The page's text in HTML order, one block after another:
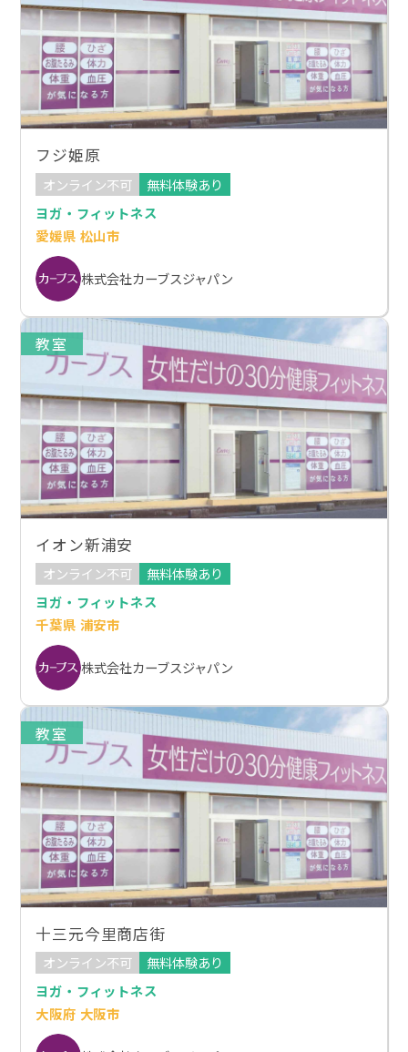
フジ姫原
オンライン不可
無料体験あり
ヨガ・フィットネス
愛媛県 松山市
株式会社カーブスジャパン
教室
イオン新浦安
オンライン不可
無料体験あり
ヨガ・フィットネス
千葉県 浦安市
株式会社カーブスジャパン
教室
十三元今里商店街
オンライン不可
無料体験あり
ヨガ・フィットネス
大阪府 大阪市